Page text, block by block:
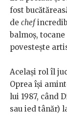
fost
de chef
balmoș,
povestește
Același rol îl
Oprea își
lui 1987, când
sau ied tânăr)